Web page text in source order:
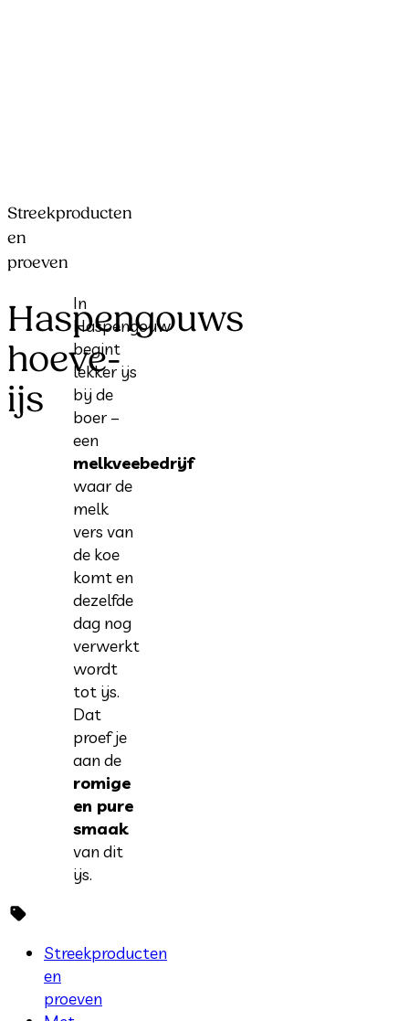
Streekproducten
en
proeven
Haspengouws
hoeve-
ijs
In
Haspengouw
begint
lekker ijs
bij de
boer –
een
melkveebedrijf
waar de
melk
vers van
de koe
komt en
dezelfde
dag nog
verwerkt
wordt
tot ijs.
Dat
proef je
aan de
romige
en pure
smaak
van dit
ijs.
Streekproducten
en
proeven